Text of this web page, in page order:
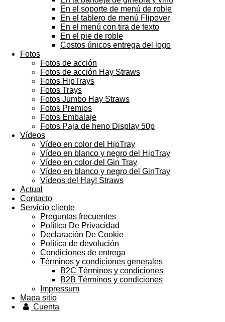
En el soporte de menú de roble
En el tablero de menú Flipover
En el menú con tira de texto
En el pie de roble
Costos únicos entrega del logo
Fotos
Fotos de acción
Fotos de acción Hay Straws
Fotos HipTrays
Fotos Trays
Fotos Jumbo Hay Straws
Fotos Premios
Fotos Embalaje
Fotos Paja de heno Display 50p
Vídeos
Vídeo en color del HipTray
Vídeo en blanco y negro del HipTray
Vídeo en color del Gin Tray
Vídeo en blanco y negro del GinTray
Vídeos del Hay! Straws
Actual
Contacto
Servicio cliente
Preguntas frecuentes
Política De Privacidad
Declaración De Cookie
Política de devolución
Condiciones de entrega
Términos y condiciones generales
B2C Términos y condiciones
B2B Términos y condiciones
Impressum
Mapa sitio
Cuenta